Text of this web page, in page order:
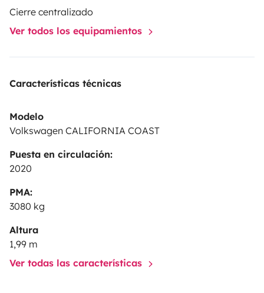
seront demandés si ce n’est pas le cas 😉
Cierre centralizado
Ver todos los equipamientos
Características técnicas
Modelo
Volkswagen CALIFORNIA COAST
Puesta en circulación:
2020
PMA:
3080 kg
Altura
1,99 m
Ver todas las características